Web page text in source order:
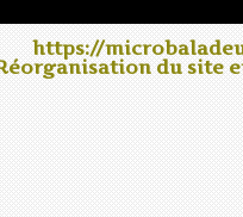
https://
du site